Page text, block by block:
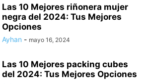
Las 10 Mejores riñonera mujer
negra del 2024: Tus Mejores
Opciones
Ayhan - mayo 16, 2024
Las 10 Mejores packing cubes
del 2024: Tus Mejores Opciones